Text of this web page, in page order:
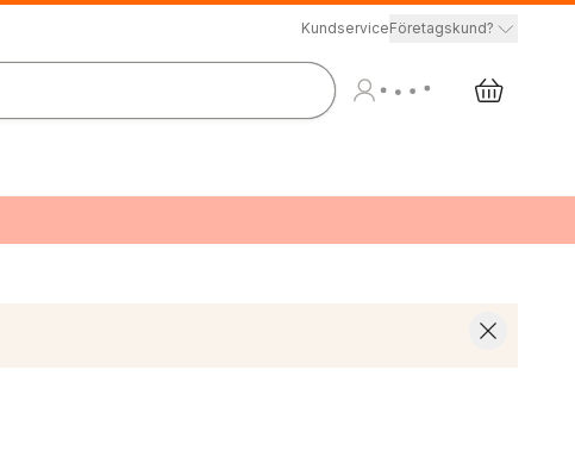
KundserviceFöretagskund?